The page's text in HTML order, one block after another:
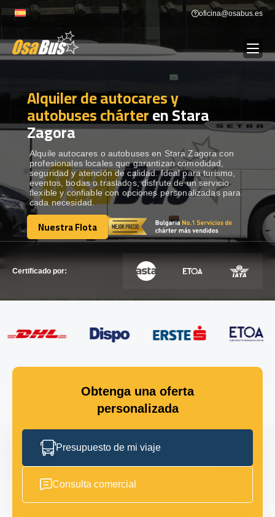
to
oficina@osabus.es
ALQUILER DE AUTOCARES
DESTINOS Show dropdown
RECORRIDAS Show dropdown
FLOTA
Alquiler de autocares y
autobuses chárteren Stara
Zagora
Alquile autocares o autobuses en Stara Zagora con
profesionales locales que garantizan comodidad,
seguridad y atención de calidad. Ideal para turismo,
eventos, bodas o traslados, disfrute de un servicio
flexible y confiable con opciones personalizadas para
cada necesidad.
Nuestra Flota
Nuestra Flota
Certificado por:
Obtenga una oferta
personalizada
Presupuesto de mi viaje
Consulta comercial